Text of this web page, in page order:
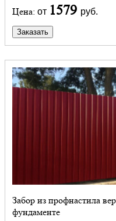
Цена: от 1579 руб.
Заказать
Забор из профнастила
фундаменте